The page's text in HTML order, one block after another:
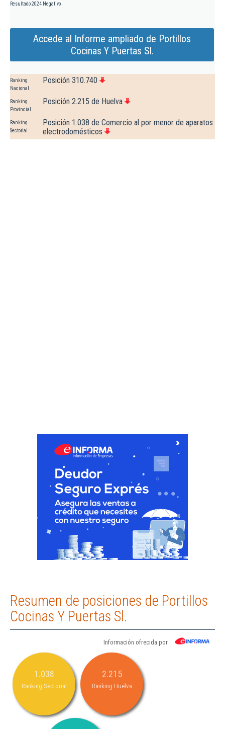
Resultado 2024 Negativo
Accede al Informe ampliado de Portillos
Cocinas Y Puertas Sl.
Ranking
Nacional
Posición 310.740
Ranking
Provincial
Posición 2.215 de Huelva
Ranking
Sectorial
Posición 1.038 de Comercio al por menor de aparatos
electrodomésticos
Resumen de posiciones de Portillos
Cocinas Y Puertas Sl.
Información ofrecida por
1.038
Ranking Sectorial
2.215
Ranking Huelva